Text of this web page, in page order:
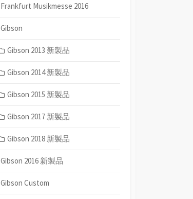
Frankfurt Musikmesse 2016
Gibson
Gibson 2013 新製品
Gibson 2014 新製品
Gibson 2015 新製品
Gibson 2017 新製品
Gibson 2018 新製品
Gibson 2016 新製品
Gibson Custom